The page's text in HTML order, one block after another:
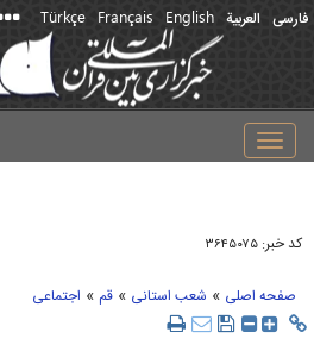
فارسی العربیة English
Français
Türkçe
Toggle
navigation
کد خبر: ۳۶۴۵۰۷۵
صفحه اصلی » شعب استانی » قم » اجتماعی